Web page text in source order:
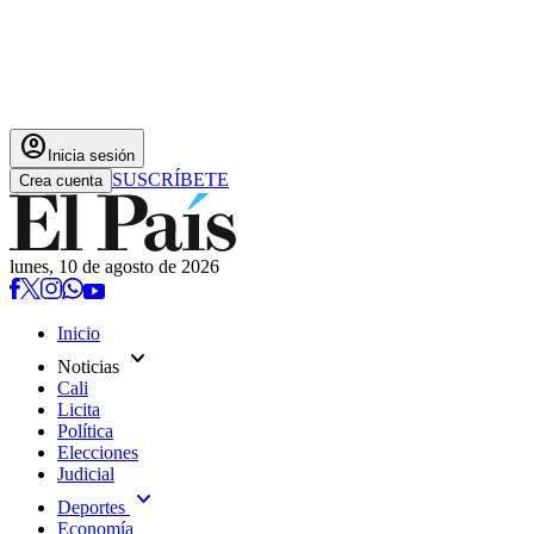
account_circle Inicia sesión
Crea cuenta SUSCRÍBETE
lunes, 10 de agosto de 2026
Inicio
Noticias expand_more
Cali
Licita
Política
Elecciones
Judicial
Deportes expand_more
Economía